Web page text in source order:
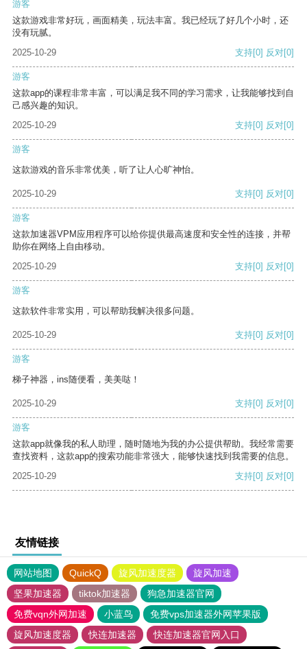
游客
这款游戏非常好玩，画面精美，玩法丰富。我已经玩了好几个小时，还
没有玩腻。
2025-10-29
支持[0] 反对[0]
游客
这款app的课程非常丰富，可以满足我不同的学习需求，让我能够找到自
己感兴趣的知识。
2025-10-29
支持[0] 反对[0]
游客
这款游戏的音乐非常优美，听了让人心旷神怡。
2025-10-29 支持[0] 反对[0]
游客
这款加速器VPM应用程序可以给你提供最高速度和安全性的连接，并帮
助你在网络上自由移动。
2025-10-29
支持[0] 反对[0]
游客
这款软件非常实用，可以帮助我解决很多问题。
2025-10-29 支持[0] 反对[0]
游客
梯子神器，ins随便看，美美哒！
2025-10-29 支持[0] 反对[0]
游客
这款app就像我的私人助理，随时随地为我的办公提供帮助。我经常需要
查找资料，这款app的搜索功能非常强大，能够快速找到我需要的信息。
2025-10-29
支持[0] 反对[0]
友情链接
网站地图 QuickQ 旋风加速度器
旋风加速
坚果加速器
tiktok加速器
狗急加速器官网
免费vqn外网加速
小蓝鸟
免费vps加速器外网苹果版
旋风加速度器
快连加速器
快连加速器官网入口